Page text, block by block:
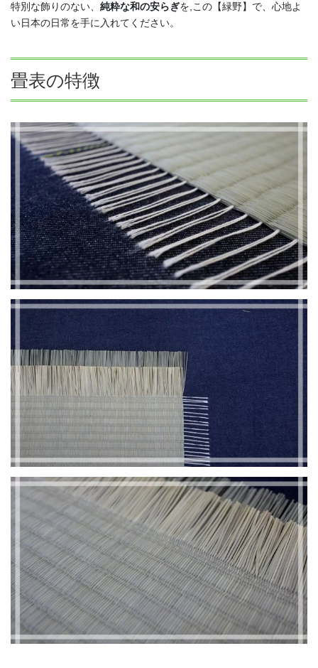
特別な飾りのない、 純粋な和の安らぎを,この【緑野】で、心地よ
い日本の日常を手に入れてください。
畳表の特徴